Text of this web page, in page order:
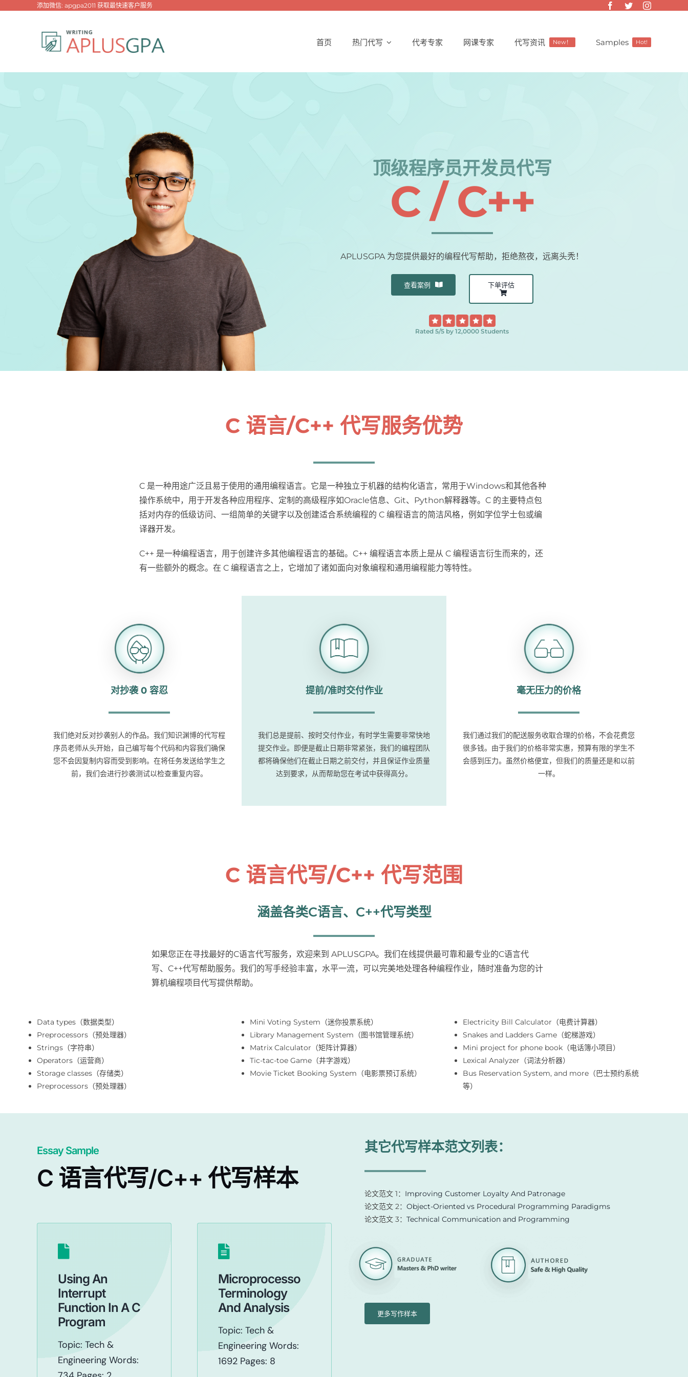
添加微信: apgpa2011 获取最快速客户服务
首页 热门代写 代考专家 网课专家 代写资讯 New！ Samples Hot!
顶级程序员开发员代写
C / C++
APLUSGPA 为您提供最好的编程代写帮助，拒绝熬夜，远离头秃！
查看案例 下单评估
Rated 5/5 by 12,0000 Students
C 语言/C++ 代写服务优势
C 是一种用途广泛且易于使用的通用编程语言。它是一种独立于机器的结构化语言，常用于Windows和其他各种
操作系统中，用于开发各种应用程序、定制的高级程序如Oracle信息、Git、Python解释器等。C 的主要特点包
括对内存的低级访问、一组简单的关键字以及创建适合系统编程的 C 编程语言的简洁风格，例如学位学士包或编
译器开发。
C++ 是一种编程语言，用于创建许多其他编程语言的基础。C++ 编程语言本质上是从 C 编程语言衍生而来的，还
有一些额外的概念。在 C 编程语言之上，它增加了诸如面向对象编程和通用编程能力等特性。
对抄袭 0 容忍
我们绝对反对抄袭别人的作品。我们知识渊博的代写程
序员老师从头开始，自己编写每个代码和内容我们确保
您不会因复制内容而受到影响。在将任务发送给学生之
前，我们会进行抄袭测试以检查重复内容。
提前/准时交付作业
我们总是提前、按时交付作业，有时学生需要非常快地
提交作业。即便是截止日期非常紧张，我们的编程团队
都将确保他们在截止日期之前交付，并且保证作业质量
达到要求，从而帮助您在考试中获得高分。
毫无压力的价格
我们通过我们的配送服务收取合理的价格，不会花费您
很多钱。由于我们的价格非常实惠，预算有限的学生不
会感到压力。虽然价格便宜，但我们的质量还是和以前
一样。
C 语言代写/C++ 代写范围
涵盖各类C语言、C++代写类型
如果您正在寻找最好的C语言代写服务，欢迎来到 APLUSGPA。我们在线提供最可靠和最专业的C语言代
写、C++代写帮助服务。我们的写手经验丰富，水平一流，可以完美地处理各种编程作业，随时准备为您的计
算机编程项目代写提供帮助。
Data types（数据类型）
Preprocessors（预处理器）
Strings（字符串）
Operators（运营商）
Storage classes（存储类）
Preprocessors（预处理器）
Mini Voting System（迷你投票系统）
Library Management System（图书馆管理系统）
Matrix Calculator（矩阵计算器）
Tic-tac-toe Game（井字游戏）
Movie Ticket Booking System（电影票预订系统）
Electricity Bill Calculator（电费计算器）
Snakes and Ladders Game（蛇梯游戏）
Mini project for phone book（电话簿小项目）
Lexical Analyzer（词法分析器）
Bus Reservation System, and more（巴士预约系统
等）
Essay Sample
C 语言代写/C++ 代写样本
Using An
Interrupt
Function In A C
Program
Topic: Tech &
Engineering Words:
Microprocesso
Terminology
And Analysis
Topic: Tech &
Engineering Words:
1692 Pages: 8
其它代写样本范文列表：
论文范文 1： Improving Customer Loyalty And Patronage
论文范文 2： Object-Oriented vs Procedural Programming Paradigms
论文范文 3： Technical Communication and Programming
更多写作样本